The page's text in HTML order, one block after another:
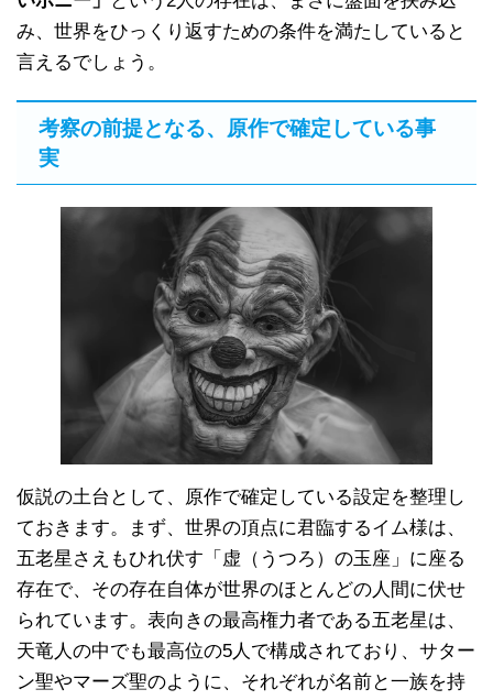
み、世界をひっくり返すための条件を満たしていると
言えるでしょう。
考察の前提となる、原作で確定している事
実
仮説の土台として、原作で確定している設定を整理し
ておきます。まず、世界の頂点に君臨するイム様は、
五老星さえもひれ伏す「虚（うつろ）の玉座」に座る
存在で、その存在自体が世界のほとんどの人間に伏せ
られています。表向きの最高権力者である五老星は、
天竜人の中でも最高位の5人で構成されており、サター
ン聖やマーズ聖のように、それぞれが名前と一族を持